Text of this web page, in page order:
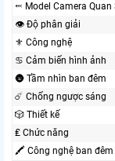
⬹ Model Camera Quan
👁 Độ phân giải
⚜️ Công nghệ
♋ Cảm biến hình ảnh
🌚 Tầm nhìn ban đêm
☄️ Chống ngược sáng
🎲 Thiết kế
₤ Chức năng
🖍 Công nghệ ban đêm